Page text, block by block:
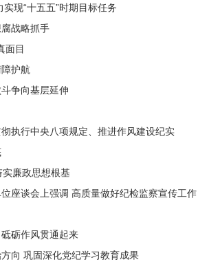
现“十五五”时期目标任务
战略抓手
面目
护航
争向基层延伸
执行中央八项规定、推进作风建设纪实
廉政思想根基
座谈会上强调 高质量做好纪检监察宣传工作
砺作风贯通起来
向 巩固深化党纪学习教育成果